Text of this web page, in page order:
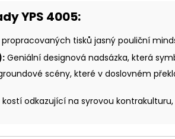
YPS 4005:
tisků jasný pouliční
Geniální designová nadsázka, která
scény, které v doslovném
odkazující na syrovou